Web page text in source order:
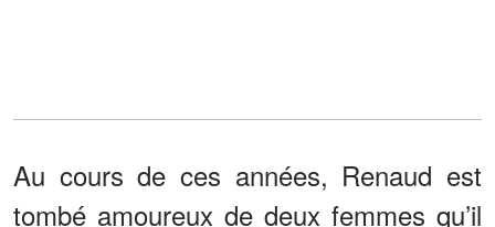
Au cours de ces années, Renaud est
tombé amoureux de deux femmes qu’il